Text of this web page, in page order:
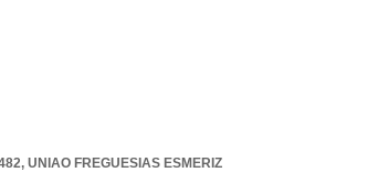
, UNIAO FREGUESIAS ESMERIZ